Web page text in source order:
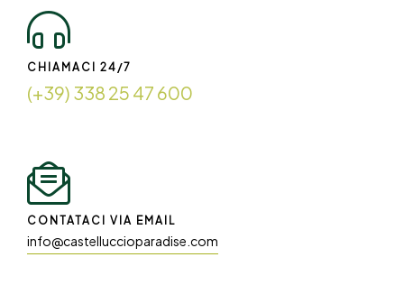
CHIAMACI 24/7
(+39) 338 25 47 600
CONTATACI VIA EMAIL
info@castelluccioparadise.com